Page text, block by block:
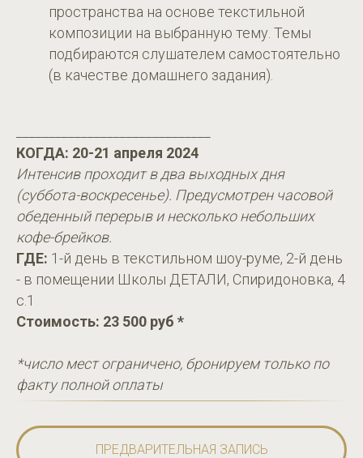
пространства на основе текстильной
композиции на выбранную тему. Темы
подбираются слушателем самостоятельно
(в качестве домашнего задания).
КОГДА: 20-21 апреля 2024
Интенсив проходит в два выходных дня
(суббота-воскресенье). Предусмотрен часовой
обеденный перерыв и несколько небольших
кофе-брейков.
ГДЕ: 1-й день в текстильном шоу-руме, 2-й день
- в помещении Школы ДЕТАЛИ, Спиридоновка, 4
с.1
Стоимость: 23 500 руб *
*число мест ограничено, бронируем только по
факту полной оплаты
ПРЕДВАРИТЕЛЬНАЯ ЗАПИСЬ